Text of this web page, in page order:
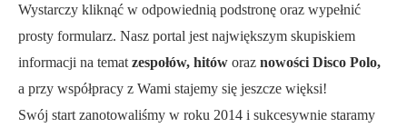
Wystarczy kliknąć w odpowiednią podstronę oraz wypełnić
prosty formularz. Nasz portal jest największym skupiskiem
informacji na temat zespołów, hitów oraz nowości Disco Polo,
a przy współpracy z Wami stajemy się jeszcze więksi!
Swój start zanotowaliśmy w roku 2014 i sukcesywnie staramy